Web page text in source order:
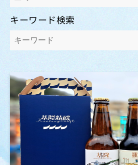
キーワード検索